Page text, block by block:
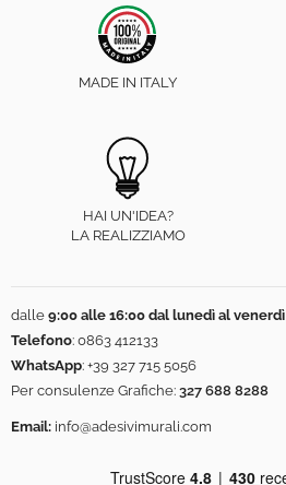
MADE IN ITALY
HAI UN'IDEA?
LA REALIZZIAMO
dalle 9:00 alle 16:00 dal lunedì al venerdì
Telefono: 0863 412133
WhatsApp: +39 327 715 5056
Per consulenze Grafiche: 327 688 8288
Email: info@adesivimurali.com